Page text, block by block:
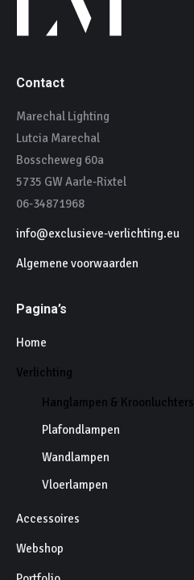
Contact
Marechal Lighting
Lutcia Marechal
Bosscheweg 60a
5735 GW Aarle-Rixtel
06-34871968
info@exclusieve-verlichting.eu
Algemene voorwaarden
Pagina’s
Home
Verlichting
Hanglampen & Kroonluchters
Plafondlampen
Wandlampen
Vloerlampen
Accessoires
Webshop